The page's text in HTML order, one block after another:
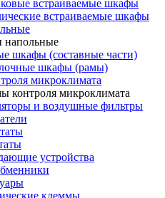
встраиваемые шкафы
встраиваемые шкафы
шкафы (составные части)
шкафы (рамы)
микроклимата
контроля микроклимата
и воздушные фильтры
устройства
клеммы